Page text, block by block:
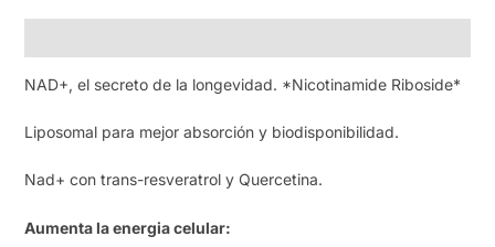
NAD+, el secreto de la longevidad. *Nicotinamide Riboside*
Liposomal para mejor absorción y biodisponibilidad.
Nad+ con trans-resveratrol y Quercetina.
Aumenta la energia celular: